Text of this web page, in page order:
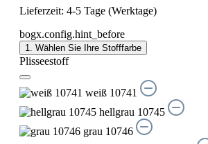
Lieferzeit: 4-5 Tage (Werktage)
bogx.config.hint_before
1. Wählen Sie Ihre Stofffarbe
Plisseestoff
weiß 10741
hellgrau 10745
grau 10746